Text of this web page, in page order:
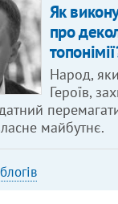
Як
про
Народ,
Героїв,
майбутнє.